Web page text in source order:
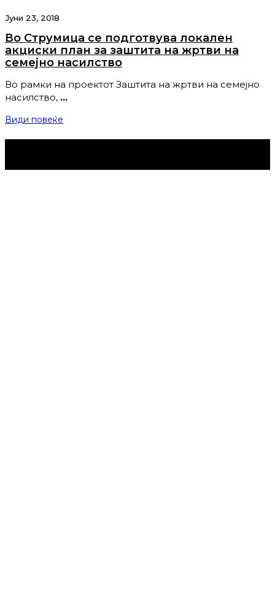
Јуни 23, 2018
Во Струмица се подготвува локален
акциски план за заштита на жртви на
семејно насилство
Во рамки на проектот Заштита на жртви на семејно
насилство, …
Види повеќе